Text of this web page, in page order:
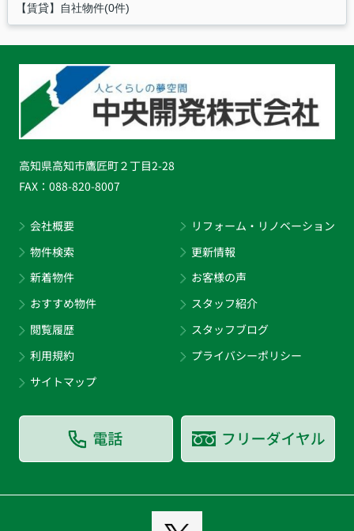
【賃貸】自社物件(0件)
高知県高知市鷹匠町２丁目2-28
FAX： 088-820-8007
会社概要
物件検索
新着物件
おすすめ物件
閲覧履歴
利用規約
サイトマップ
リフォーム・リノベーション
更新情報
お客様の声
スタッフ紹介
スタッフブログ
プライバシーポリシー